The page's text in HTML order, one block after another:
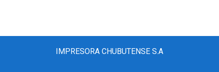
IMPRESORA CHUBUTENSE S.A